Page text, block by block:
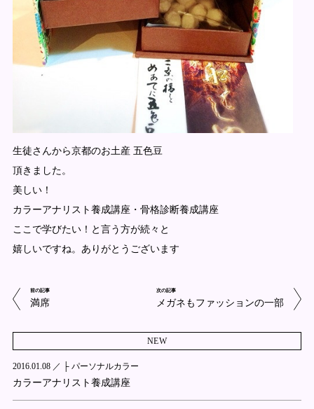
生徒さんから京都のお土産 五色豆
頂きました。
美しい！
カラーアナリスト養成講座・骨格診断養成講座
ここで学びたい！と言う方が続々と
嬉しいですね。ありがとうございます
前の記事
満席
次の記事
メガネもファッションの一部
NEW
2016.01.08 ／ ├ パーソナルカラー
カラーアナリスト養成講座